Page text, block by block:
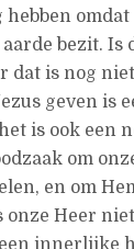
omdat
bezit. Is
dat is nog
geven is
is ook een
om
en om
onze Heer
innerlijke